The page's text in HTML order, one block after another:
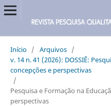
Início / Arquivos /
v. 14 n. 41 (2026): DOSSIÊ:
concepções e perspectivas
/
Pesquisa e Formação na
perspectivas